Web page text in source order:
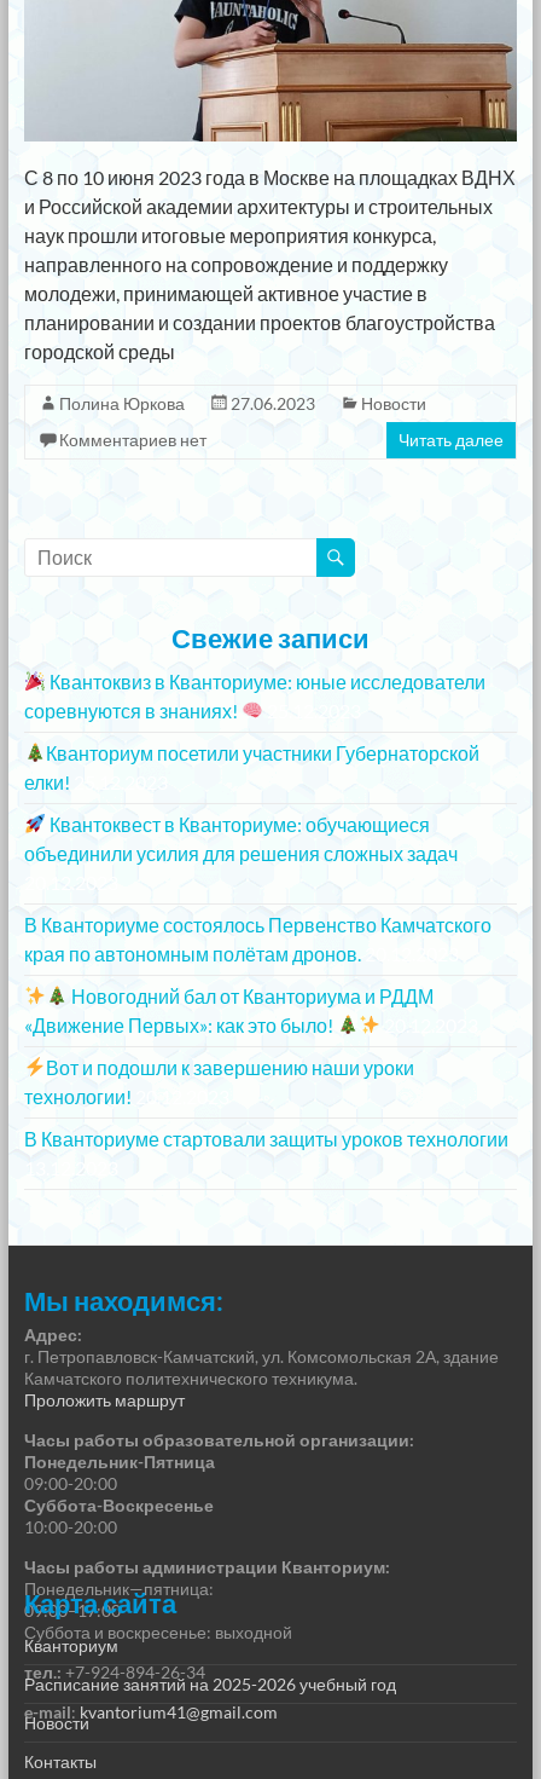
С 8 по 10 июня 2023 года в Москве на площадках ВДНХ
и Российской академии архитектуры и строительных
наук прошли итоговые мероприятия конкурса,
направленного на сопровождение и поддержку
молодежи, принимающей активное участие в
планировании и создании проектов благоустройства
городской среды
Полина Юркова 27.06.2023
Новости
Комментариев нет
Читать далее
Свежие записи
Квантоквиз в Кванториуме: юные исследователи
соревнуются в знаниях!
Кванториум посетили участники Губернаторской
елки!
Квантоквест в Кванториуме: обучающиеся
объединили усилия для решения сложных задач
В Кванториуме состоялось Первенство Камчатского
края по автономным полётам дронов.
Новогодний бал от Кванториума и РДДМ
«Движение Первых»: как это было!
Вот и подошли к завершению наши уроки
технологии!
В Кванториуме стартовали защиты уроков технологии
Мы находимся:
Адрес:
г. Петропавловск-Камчатский, ул. Комсомольская 2А, здание
Камчатского политехнического техникума.
Проложить маршрут
Часы работы образовательной организации:
Понедельник-Пятница
09:00-20:00
Суббота-Воскресенье
10:00-20:00
Часы работы администрации Кванториум:
Понедельник—пятница:
09:00–17:00
Суббота и воскресенье: выходной
тел.: +7-924-894-26-34
e-mail: kvantorium41@gmail.com
Карта сайта
Кванториум
Расписание занятий на 2025-2026 учебный год
Новости
Контакты